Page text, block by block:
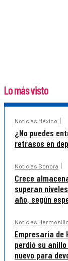
Lo más visto
Noticias México
¿No puedes
retrasos en
Noticias Sonora
Crece
superan
año, según
Noticias Hermosillo
Empresaria de
perdió su
nuevo para